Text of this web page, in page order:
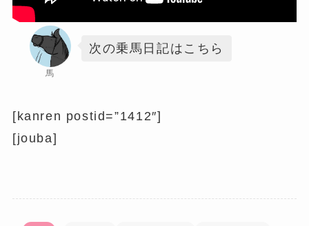
馬
次の乗馬日記はこちら
[kanren postid=”1412″]
[jouba]